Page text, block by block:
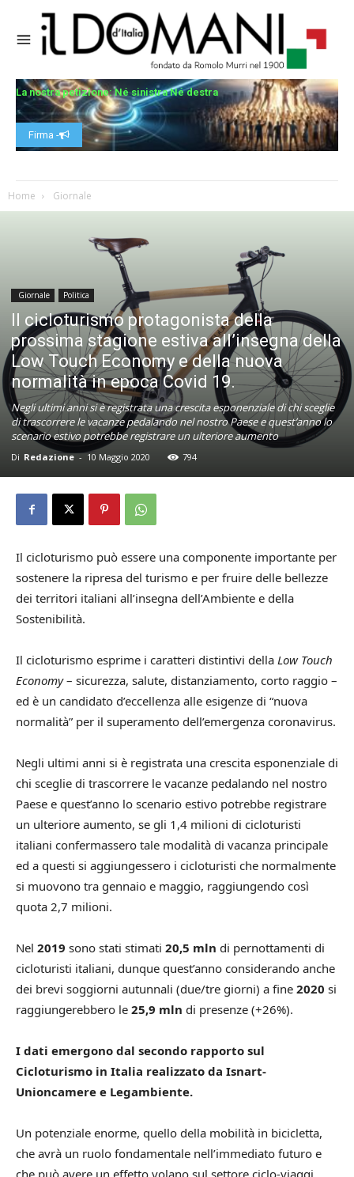
La nostra petizione: Né sinistra Né destra
Firma -
Home Giornale
Giornale Politica
Il cicloturismo protagonista della
prossima stagione estiva all’insegna della
Low Touch Economy e della nuova
normalità in epoca Covid 19.
Negli ultimi anni si è registrata una crescita esponenziale di chi sceglie
di trascorrere le vacanze pedalando nel nostro Paese e quest’anno lo
scenario estivo potrebbe registrare un ulteriore aumento
Di Redazione - 10 Maggio 2020 794
Il cicloturismo può essere una componente importante per
sostenere la ripresa del turismo e per fruire delle bellezze
dei territori italiani all’insegna dell’Ambiente e della
Sostenibilità.
Il cicloturismo esprime i caratteri distintivi della Low Touch
Economy– sicurezza, salute, distanziamento, corto raggio –
ed è un candidato d’eccellenza alle esigenze di “nuova
normalità” per il superamento dell’emergenza coronavirus.
Negli ultimi anni si è registrata una crescita esponenziale di
chi sceglie di trascorrere le vacanze pedalando nel nostro
Paese e quest’anno lo scenario estivo potrebbe registrare
un ulteriore aumento, se gli 1,4 milioni di cicloturisti
italiani confermassero tale modalità di vacanza principale
ed a questi si aggiungessero i cicloturisti che normalmente
si muovono tra gennaio e maggio, raggiungendo così
quota 2,7 milioni.
Nel 2019 sono stati stimati 20,5 mln di pernottamenti di
cicloturisti italiani, dunque quest’anno considerando anche
dei brevi soggiorni autunnali (due/tre giorni) a fine 2020 si
raggiungerebbero le 25,9 mln di presenze (+26%).
I dati emergono dal secondo rapporto sul
Cicloturismo in Italia realizzato da Isnart-
Unioncamere e Legambiente.
Un potenziale enorme, quello della mobilità in bicicletta,
che avrà un ruolo fondamentale nell’immediato futuro e